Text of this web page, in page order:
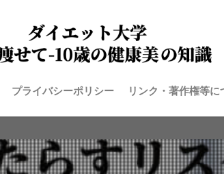
プライバシーポリシー リンク・著作権等に